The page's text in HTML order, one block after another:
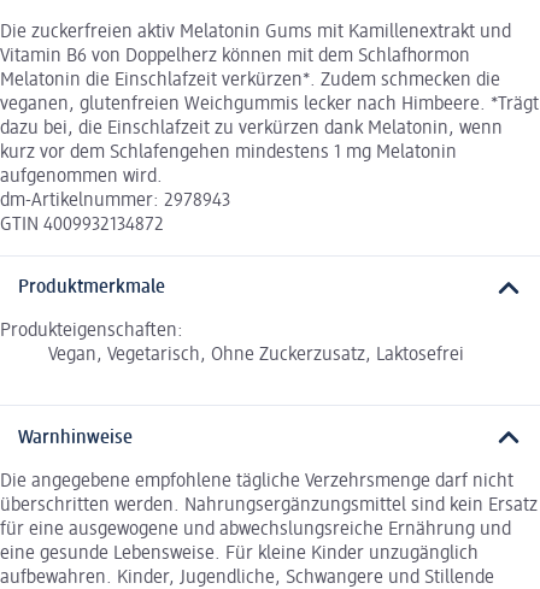
Die zuckerfreien aktiv Melatonin Gums mit Kamillenextrakt und
Vitamin B6 von Doppelherz können mit dem Schlafhormon
Melatonin die Einschlafzeit verkürzen*. Zudem schmecken die
veganen, glutenfreien Weichgummis lecker nach Himbeere. *Trägt
dazu bei, die Einschlafzeit zu verkürzen dank Melatonin, wenn
kurz vor dem Schlafengehen mindestens 1 mg Melatonin
aufgenommen wird.
dm-Artikelnummer: 2978943
GTIN 4009932134872
Produktmerkmale
Produkteigenschaften:
Vegan, Vegetarisch, Ohne Zuckerzusatz, Laktosefrei
Warnhinweise
Die angegebene empfohlene tägliche Verzehrsmenge darf nicht
überschritten werden. Nahrungsergänzungsmittel sind kein Ersatz
für eine ausgewogene und abwechslungsreiche Ernährung und
eine gesunde Lebensweise. Für kleine Kinder unzugänglich
aufbewahren. Kinder, Jugendliche, Schwangere und Stillende